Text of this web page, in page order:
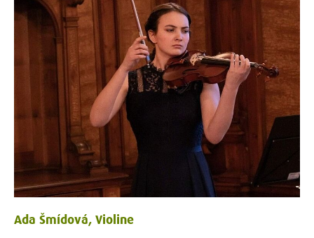
Ada Šmídová, Violine